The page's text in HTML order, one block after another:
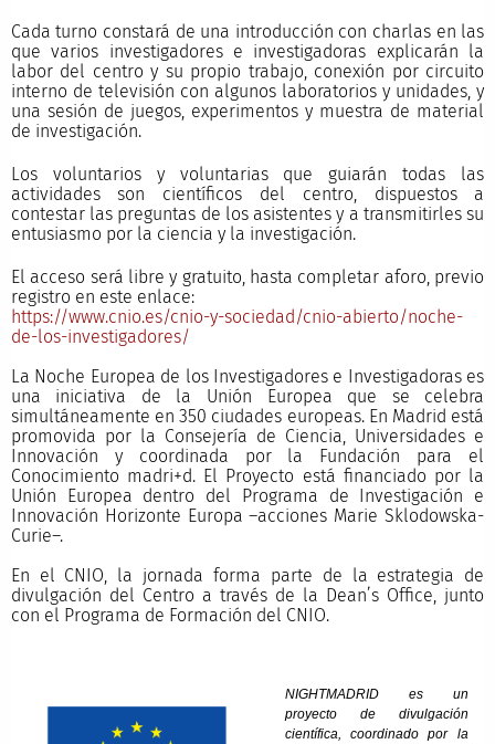
Cada turno constará de una introducción con charlas en las
que varios investigadores e investigadoras explicarán la
labor del centro y su propio trabajo, conexión por circuito
interno de televisión con algunos laboratorios y unidades, y
una sesión de juegos, experimentos y muestra de material
de investigación.
Los voluntarios y voluntarias que guiarán todas las
actividades son científicos del centro, dispuestos a
contestar las preguntas de los asistentes y a transmitirles su
entusiasmo por la ciencia y la investigación.
El acceso será libre y gratuito, hasta completar aforo, previo
registro en este enlace:
https://www.cnio.es/cnio-y-sociedad/cnio-abierto/noche-
de-los-investigadores/
La Noche Europea de los Investigadores e Investigadoras es
una iniciativa de la Unión Europea que se celebra
simultáneamente en 350 ciudades europeas. En Madrid está
promovida por la Consejería de Ciencia, Universidades e
Innovación y coordinada por la Fundación para el
Conocimiento madri+d. El Proyecto está financiado por la
Unión Europea dentro del Programa de Investigación e
Innovación Horizonte Europa –acciones Marie Sklodowska-
Curie–.
En el CNIO, la jornada forma parte de la estrategia de
divulgación del Centro a través de la Dean’s Office, junto
con el Programa de Formación del CNIO.
NIGHTMADRID es un
proyecto de divulgación
científica, coordinado por la